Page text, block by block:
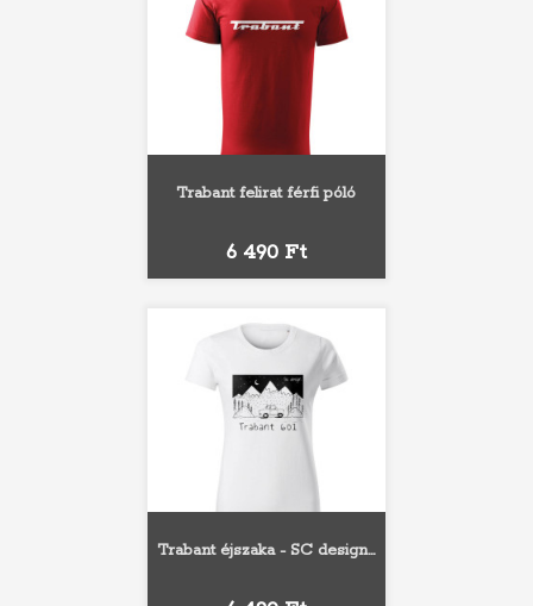
Trabant felirat férfi póló
Ár
6 490 Ft
Trabant éjszaka - SC design...